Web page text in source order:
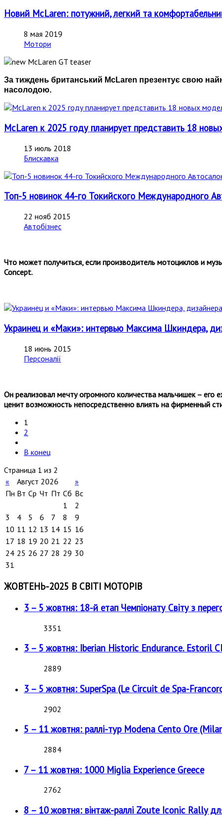
Новий McLaren: потужний, легкий та
8 мая 2019
Мотори
За тиждень британський McLaren презентує свою
насолодою.
McLaren к 2025 году планирует представить 18
13 июль 2018
Блискавка
Топ-5 новинок 44-го Токийского Международного
22 нояб 2015
Автобізнес
Что может получиться, если производитель мотоциклов и
Concept.
Украинец и «Маки»: интервью Максима Шкиндера,
18 июнь 2015
Персоналії
Он реализовал мечту огромного количества мальчишек –
ценит возможность непосредственно влиять на фирменный
1
2
В конец
Страница 1 из 2
«
Август 2026
»
Пн Вт Ср Чт Пт Сб Вс
1
2
3
4 5 6 7 8
9
10 11 12 13 14 15 16
17 18 19 20 21 22 23
24 25 26 27 28 29 30
31
ЖОВТЕНЬ-2025 В СВІТІ МОТОРІВ
3 – 5 жовтня: 18-й етап Чемпіонату Світу з
3351
3 – 5 жовтня: Iberian Historic Endurance. Estoril
2889
3 – 5 жовтня: SuperSpa (Le Circuit de Spa-
2902
5 – 11 жовтня: раллі-тур Modena Cento Ore
2884
7 – 11 жовтня: 1000 Miglia Experience Greece
2762
8 – 10 жовтня: вінтаж-раллі Zoute Iconic Rally